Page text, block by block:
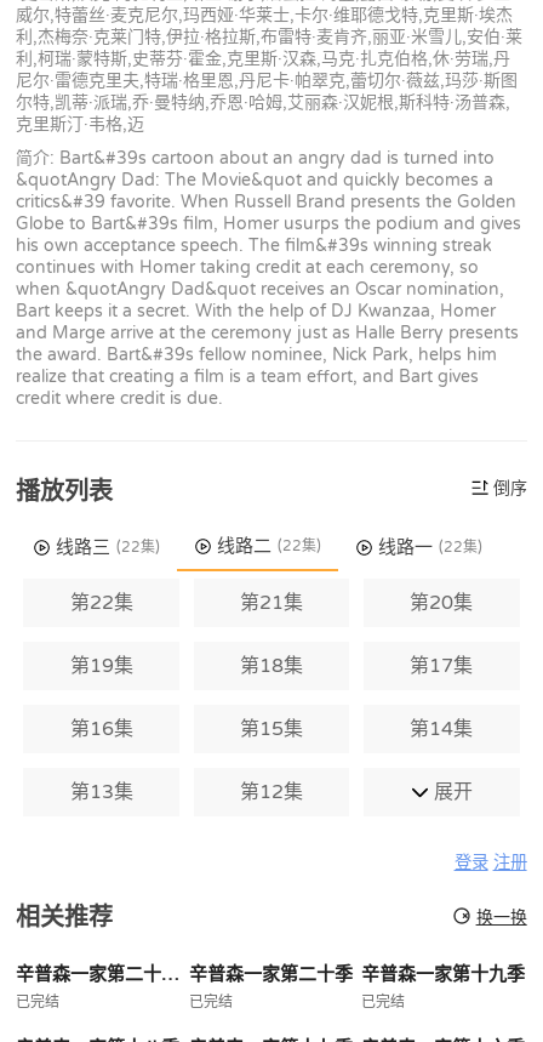
威尔,特蕾丝·麦克尼尔,玛西娅·华莱士,卡尔·维耶德戈特,克里斯·埃杰
利,杰梅奈·克莱门特,伊拉·格拉斯,布雷特·麦肯齐,丽亚·米雪儿,安伯·莱
利,柯瑞·蒙特斯,史蒂芬·霍金,克里斯·汉森,马克·扎克伯格,休·劳瑞,丹
尼尔·雷德克里夫,特瑞·格里恩,丹尼卡·帕翠克,蕾切尔·薇兹,玛莎·斯图
尔特,凯蒂·派瑞,乔·曼特纳,乔恩·哈姆,艾丽森·汉妮根,斯科特·汤普森,
克里斯汀·韦格,迈
简介: Bart&#39s cartoon about an angry dad is turned into
&quotAngry Dad: The Movie&quot and quickly becomes a
critics&#39 favorite. When Russell Brand presents the Golden
Globe to Bart&#39s film, Homer usurps the podium and gives
his own acceptance speech. The film&#39s winning streak
continues with Homer taking credit at each ceremony, so
when &quotAngry Dad&quot receives an Oscar nomination,
Bart keeps it a secret. With the help of DJ Kwanzaa, Homer
and Marge arrive at the ceremony just as Halle Berry presents
the award. Bart&#39s fellow nominee, Nick Park, helps him
realize that creating a film is a team effort, and Bart gives
credit where credit is due.
播放列表 倒序
线路三 (22集) 线路二 (22集) 线路一 (22集)
第22集 第21集 第20集
第19集 第18集 第17集
第16集 第15集 第14集
第13集 第12集 展开
登录 注册
相关推荐 换一换
辛普森一家第二十一季
已完结
辛普森一家第二十季
已完结
辛普森一家第十九季
已完结